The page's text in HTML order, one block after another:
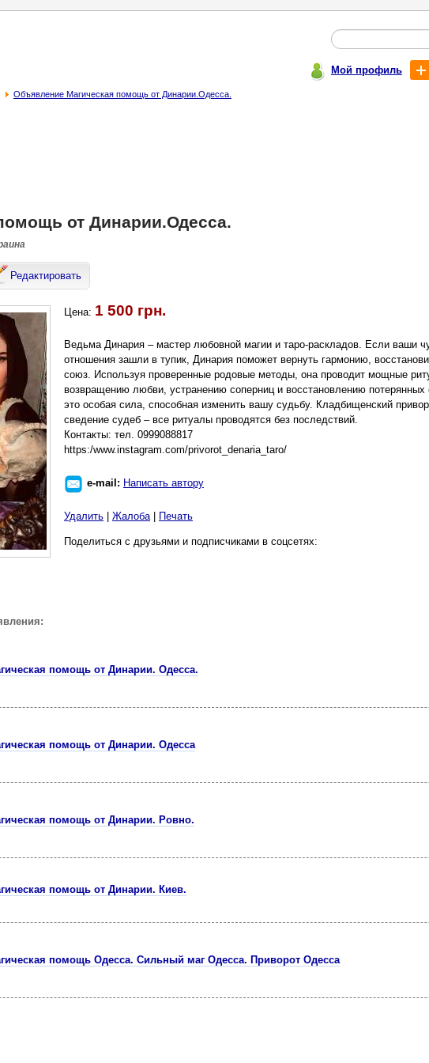
Мой профиль
Объявление Магическая помощь от Динарии.Одесса.
от Динарии.Одесса.
Редактировать
Цена: 1 500 грн.
Ведьма Динария – мастер любовной магии и таро-раскладов. Если ваши
отношения зашли в тупик, Динария поможет вернуть гармонию,
союз. Используя проверенные родовые методы, она проводит мощные
возвращению любви, устранению соперниц и восстановлению
это особая сила, способная изменить вашу судьбу. Кладбищенский
сведение судеб – все ритуалы проводятся без последствий.
Контакты: тел. 0999088817
https:/www.instagram.com/privorot_denaria_taro/
e-mail: Написать автору
Удалить Жалоба| Печать
Поделиться с друзьями и подписчиками в соцсетях:
помощь от Динарии. Одесса.
помощь от Динарии. Одесса
помощь от Динарии. Ровно.
помощь от Динарии. Киев.
помощь Одесса. Сильный маг Одесса. Приворот Одесса